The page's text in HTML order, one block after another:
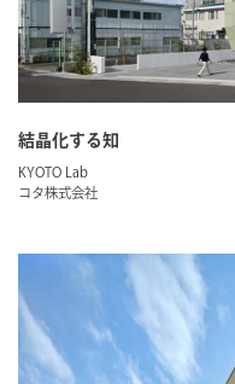
結晶化する知
KYOTO Lab
コタ株式会社